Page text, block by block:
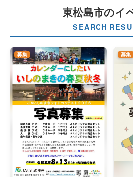
東松島市のイ
SEARCH
募集 募集